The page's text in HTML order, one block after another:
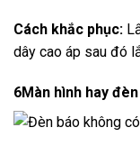
Cách khắc phục:
dây cao áp sau đó
6Màn hình hay